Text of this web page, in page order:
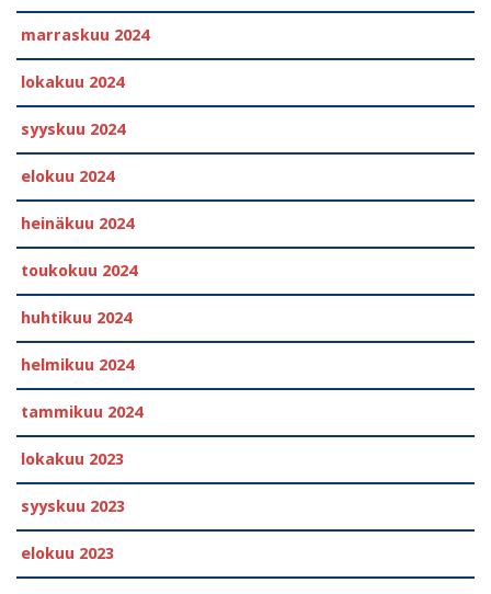
marraskuu 2024
lokakuu 2024
syyskuu 2024
elokuu 2024
heinäkuu 2024
toukokuu 2024
huhtikuu 2024
helmikuu 2024
tammikuu 2024
lokakuu 2023
syyskuu 2023
elokuu 2023